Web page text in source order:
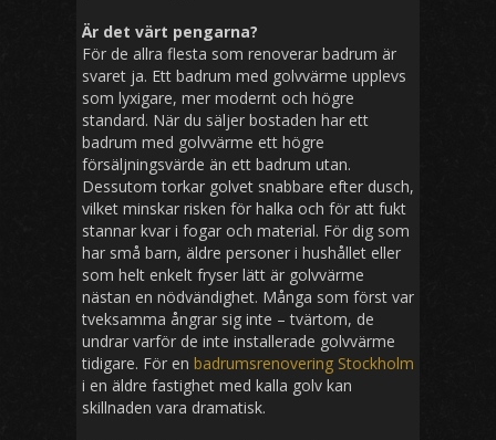
Är det värt pengarna?
För de allra flesta som renoverar badrum är
svaret ja. Ett badrum med golvvärme upplevs
som lyxigare, mer modernt och högre
standard. När du säljer bostaden har ett
badrum med golvvärme ett högre
försäljningsvärde än ett badrum utan.
Dessutom torkar golvet snabbare efter dusch,
vilket minskar risken för halka och för att fukt
stannar kvar i fogar och material. För dig som
har små barn, äldre personer i hushållet eller
som helt enkelt fryser lätt är golvvärme
nästan en nödvändighet. Många som först var
tveksamma ångrar sig inte – tvärtom, de
undrar varför de inte installerade golvvärme
tidigare. För en badrumsrenovering Stockholm
i en äldre fastighet med kalla golv kan
skillnaden vara dramatisk.